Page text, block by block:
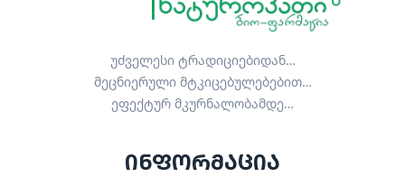
უძველესი ტრადიციებიდან…
მეცნიერული მტკიცებულებებით…
ეფექტურ მკურნალობამდე…
ინფორმაცია